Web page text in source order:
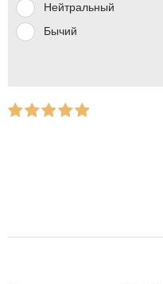
Нейтральный
Бычий